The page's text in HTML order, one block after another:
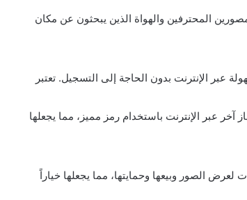
المحترفين والهواة الذين يبحثون عن مكان
عبر الإنترنت بدون الحاجة إلى التسجيل. تعتبر
آخر عبر الإنترنت باستخدام رمز مميز، مما يجعلها
الصور وبيعها وحمايتها، مما يجعلها خياراً